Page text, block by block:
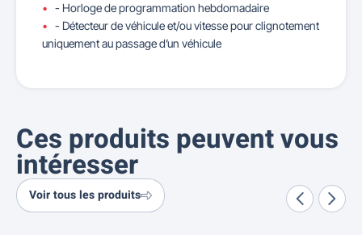
- Horloge de programmation hebdomadaire
- Détecteur de véhicule et/ou vitesse pour clignotement
uniquement au passage d’un véhicule
Ces produits peuvent vous
intéresser
Voir tous les produits